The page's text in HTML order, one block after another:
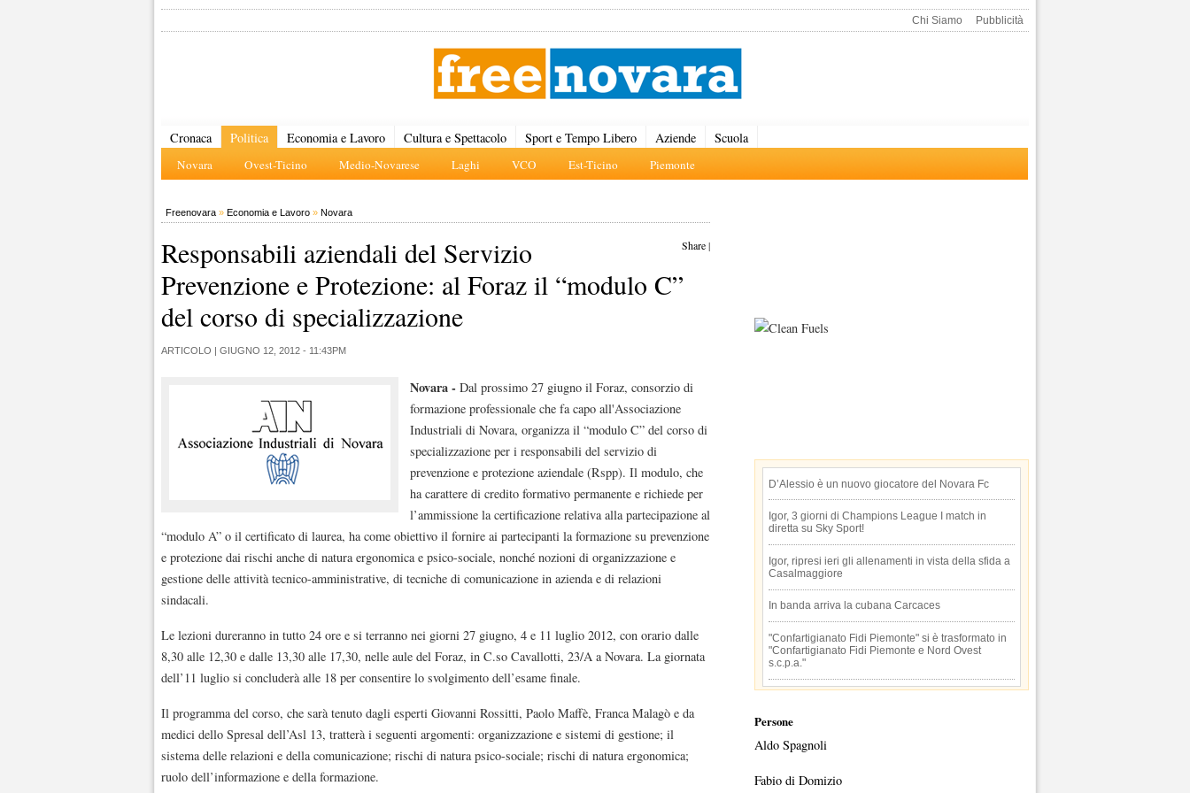
Chi Siamo Pubblicità
Cronaca Politica
Novara Ovest-Ticino Medio-Novarese Laghi VCO Est-Ticino Piemonte
Economia e Lavoro Cultura e Spettacolo Sport e Tempo Libero Aziende Scuola
Freenovara » Economia e Lavoro » Novara
Share|
Responsabili aziendali del Servizio
Prevenzione e Protezione: al Foraz il “modulo C”
del corso di specializzazione
ARTICOLO | GIUGNO 12, 2012 - 11:43PM
Novara - Dal prossimo 27 giugno il Foraz, consorzio di
formazione professionale che fa capo all'Associazione
Industriali di Novara, organizza il “modulo C” del corso di
specializzazione per i responsabili del servizio di
prevenzione e protezione aziendale (Rspp). Il modulo, che
ha carattere di credito formativo permanente e richiede per
l’ammissione la certificazione relativa alla partecipazione al
“modulo A” o il certificato di laurea, ha come obiettivo il fornire ai partecipanti la formazione su prevenzione
e protezione dai rischi anche di natura ergonomica e psico-sociale, nonché nozioni di organizzazione e
gestione delle attività tecnico-amministrative, di tecniche di comunicazione in azienda e di relazioni
sindacali.
Le lezioni dureranno in tutto 24 ore e si terranno nei giorni 27 giugno, 4 e 11 luglio 2012, con orario dalle
8,30 alle 12,30 e dalle 13,30 alle 17,30, nelle aule del Foraz, in C.so Cavallotti, 23/A a Novara. La giornata
dell’11 luglio si concluderà alle 18 per consentire lo svolgimento dell’esame finale.
Il programma del corso, che sarà tenuto dagli esperti Giovanni Rossitti, Paolo Maffè, Franca Malagò e da
medici dello Spresal dell’Asl 13, tratterà i seguenti argomenti: organizzazione e sistemi di gestione; il
sistema delle relazioni e della comunicazione; rischi di natura psico-sociale; rischi di natura ergonomica;
ruolo dell’informazione e della formazione.
D’Alessio è un nuovo giocatore del Novara Fc
Igor, 3 giorni di Champions League I match in
diretta su Sky Sport!
Igor, ripresi ieri gli allenamenti in vista della sfida a
Casalmaggiore
In banda arriva la cubana Carcaces
"Confartigianato Fidi Piemonte" si è trasformato in
"Confartigianato Fidi Piemonte e Nord Ovest
s.c.p.a."
Persone
Aldo Spagnoli
Fabio di Domizio